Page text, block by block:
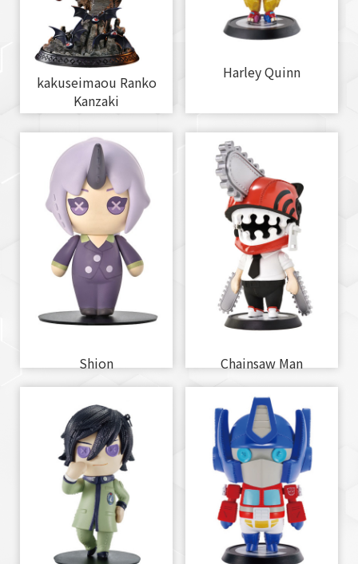
kakuseimaou Ranko
Kanzaki
Harley Quinn
Shion Chainsaw Man